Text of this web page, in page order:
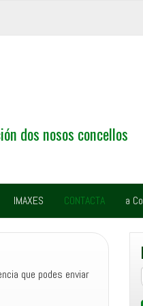
dos nosos concellos
IMAXES CONTACTA a
que podes enviar